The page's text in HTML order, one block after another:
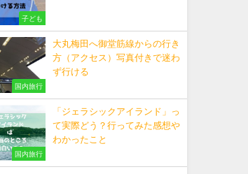
子ども
国内旅行
大丸梅田へ御堂筋線からの行き
方（アクセス）写真付きで迷わ
ず行ける
国内旅行
「ジェラシックアイランド」っ
て実際どう？行ってみた感想や
わかったこと